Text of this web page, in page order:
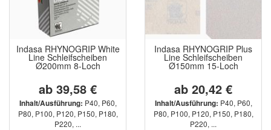
Indasa RHYNOGRIP White
Line Schleifscheiben
Ø200mm 8-Loch
ab 39,58 €
Inhalt/Ausführung: P40, P60,
P80, P100, P120, P150, P180,
P220, ...
Indasa RHYNOGRIP Plus
Line Schleifscheiben
Ø150mm 15-Loch
ab 20,42 €
Inhalt/Ausführung: P40, P60,
P80, P100, P120, P150, P180,
P220, ...